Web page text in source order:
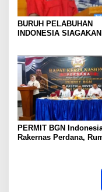
BURUH PELABUHAN
INDONESIA SIAGAKAN
PERMIT BGN
Rakernas Perdana,